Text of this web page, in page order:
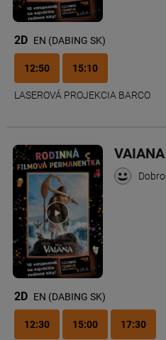
2D EN (DABING SK)
12:50 15:10
LASEROVÁ PROJEKCIA BARCO
VAIANA
2D EN (DABING SK)
12:30 15:00 17:30